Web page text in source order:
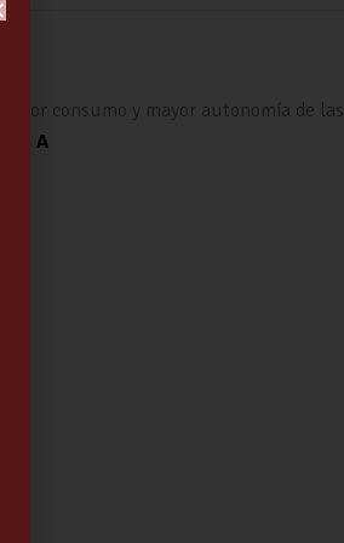
consumo y mayor autonomía de las
A